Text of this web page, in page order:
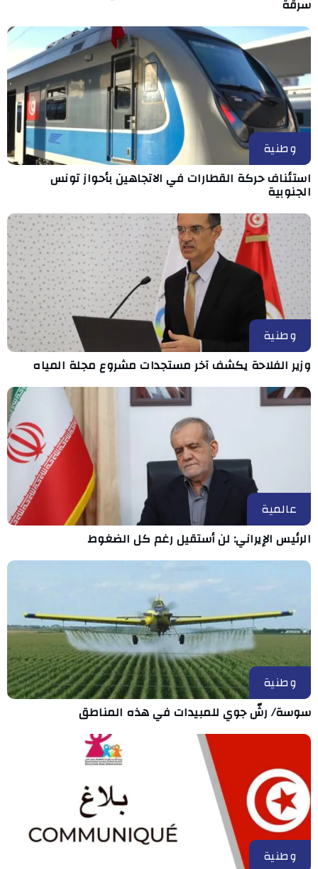
سرقة
وطنية
استئناف حركة القطارات في الاتجاهين بأحواز تونس
الجنوبية
وطنية
وزير الفلاحة يكشف آخر مستجدات مشروع مجلة المياه
عالمية
الرئيس الإيراني: لن أستقيل رغم كل الضغوط
وطنية
سوسة/ رشّ جوي للمبيدات في هذه المناطق
وطنية